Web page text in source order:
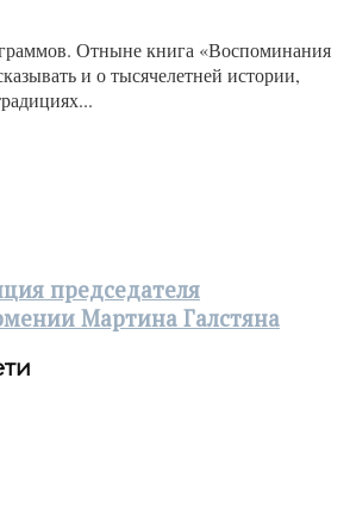
Отныне книга «Воспоминания
и о тысячелетней истории,
председателя
Мартина Галстяна